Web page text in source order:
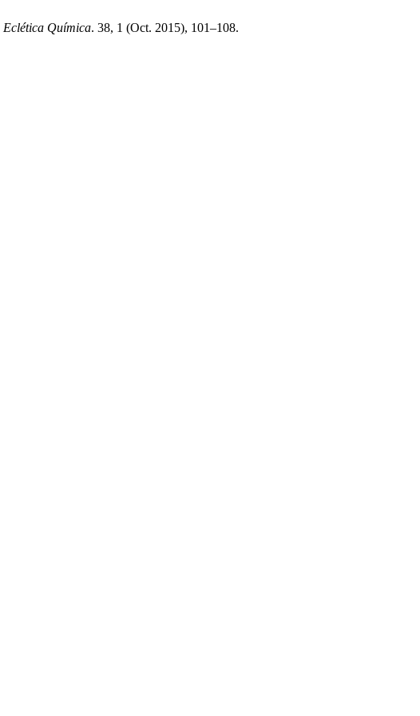
Eclética Química. 38, 1 (Oct. 2015), 101–108.